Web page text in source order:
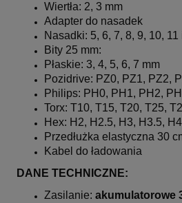
Wiertła: 2, 3 mm
Adapter do nasadek
Nasadki: 5, 6, 7, 8, 9, 10, 11
Bity 25 mm:
Płaskie: 3, 4, 5, 6, 7 mm
Pozidrive: PZ0, PZ1, PZ2,
Philips: PH0, PH1, PH2,
Torx: T10, T15, T20, T25,
Hex: H2, H2.5, H3, H3.5,
Przedłużka elastyczna 30
Kabel do ładowania
DANE TECHNICZNE:
Zasilanie: akumulatorowe